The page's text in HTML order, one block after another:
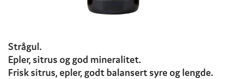
Strågul.
Epler, sitrus og god mineralitet.
Frisk sitrus, epler, godt balansert syre og lengde.